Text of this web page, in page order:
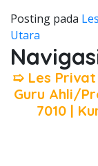
Posting pada
Utara
➯ Les
Guru Ahli/
7010 |